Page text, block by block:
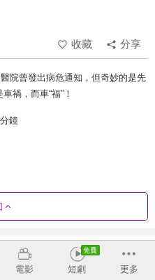
收藏
分享
院曾發出病危通知，但奇妙的是先
禍，而車“福”！
鐘
反序 收合
542 - 586 497 - 541
電影 短劇 更多